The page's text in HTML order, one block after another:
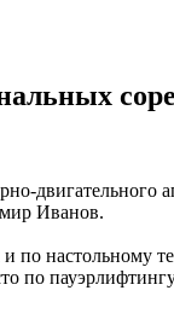
двигательного
Иванов.
по настольному
по